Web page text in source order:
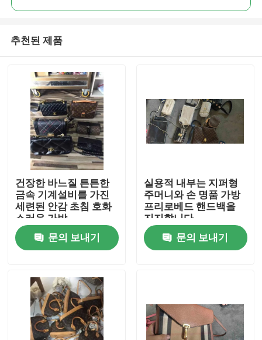
집
제품
화면
추천된 제품
건장한 바느질 튼튼한
금속 기계설비를 가진
세련된 안감 초침 호화
스러운 가방
문의 보내기
실용적 내부는 지퍼형
주머니와 손 명품 가방
프리로베드 핸드백을
지지합니다
문의 보내기